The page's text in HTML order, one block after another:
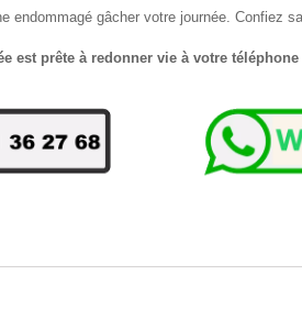
endommagé gâcher votre journée. Confiez
est prête à redonner vie à votre